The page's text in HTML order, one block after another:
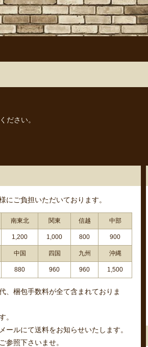
ださい。
にご負担いただいております。
南東北 関東 信越 中部
1,200 1,000 800 900
中国 四国 九州 沖縄
880 960 960 1,500
、梱包手数料が全て含まれておりま
。
ールにて送料をお知らせいたします。
参照下さいませ。